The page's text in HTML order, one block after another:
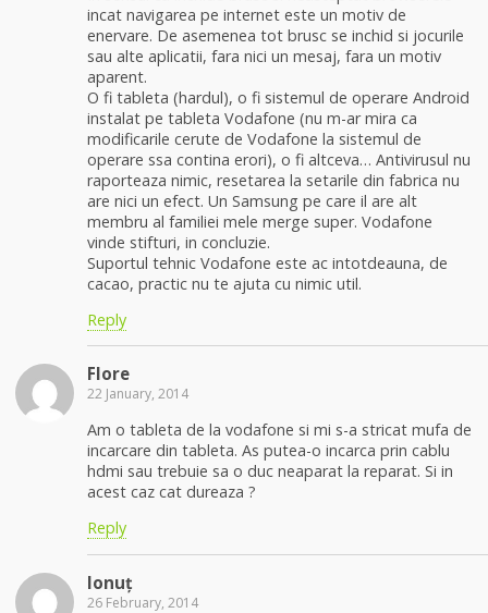
incat navigarea pe internet este un motiv de
enervare. De asemenea tot brusc se inchid si jocurile
sau alte aplicatii, fara nici un mesaj, fara un motiv
aparent.
O fi tableta (hardul), o fi sistemul de operare Android
instalat pe tableta Vodafone (nu m-ar mira ca
modificarile cerute de Vodafone la sistemul de
operare ssa contina erori), o fi altceva… Antivirusul nu
raporteaza nimic, resetarea la setarile din fabrica nu
are nici un efect. Un Samsung pe care il are alt
membru al familiei mele merge super. Vodafone
vinde stifturi, in concluzie.
Suportul tehnic Vodafone este ac intotdeauna, de
cacao, practic nu te ajuta cu nimic util.
Reply
Flore
22 January, 2014
Am o tableta de la vodafone si mi s-a stricat mufa de
incarcare din tableta. As putea-o incarca prin cablu
hdmi sau trebuie sa o duc neaparat la reparat. Si in
acest caz cat dureaza ?
Reply
Ionuț
26 February, 2014